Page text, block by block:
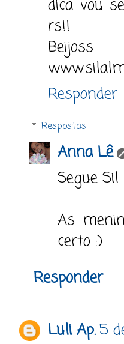
dica vou
rs!!
Beijoss
Responder
Respostas
Anna Lê
Segue Sil
As
certo :)
Responder
Luli Ap.5